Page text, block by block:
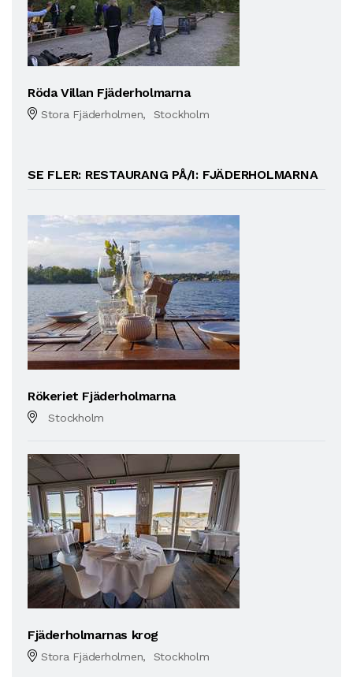
Röda Villan Fjäderholmarna
Stora Fjäderholmen, Stockholm
SE FLER: RESTAURANG PÅ/I: FJÄDERHOLMARNA
Rökeriet Fjäderholmarna
Stockholm
Fjäderholmarnas krog
Stora Fjäderholmen, Stockholm